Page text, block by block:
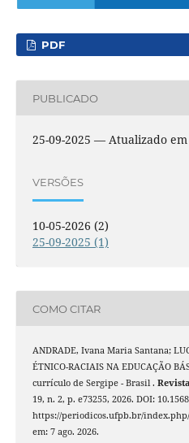
PDF
PUBLICADO
25-09-2025 — Atualizado em
VERSÕES
10-05-2026 (2)
25-09-2025 (1)
COMO CITAR
ANDRADE, Ivana Maria Santana;
ÉTNICO-RACIAIS NA EDUCAÇÃO
currículo de Sergipe - Brasil .
19, n. 2, p. e73255, 2026. DOI:
https://periodicos.ufpb.br/
em: 7 ago. 2026.